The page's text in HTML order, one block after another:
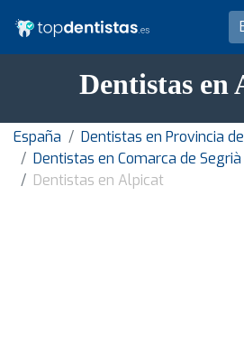
Dentistas en
España
Dentistas en Provincia
Dentistas en Comarca de Segrià
Dentistas en Alpicat